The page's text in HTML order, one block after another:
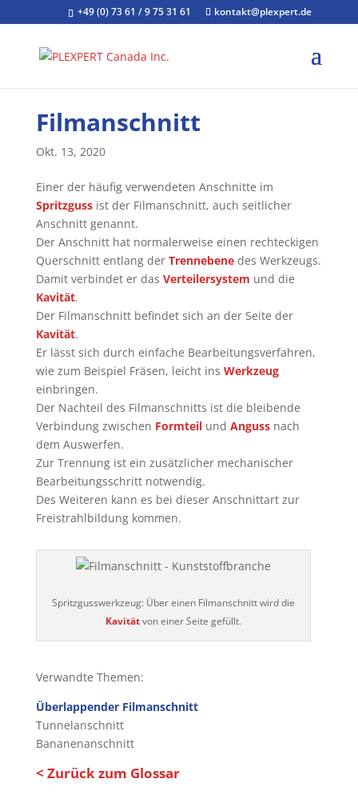
+49 (0) 73 61 / 9 75 31 61 kontakt@plexpert.de
Filmanschnitt
Okt. 13, 2020
Einer der häufig verwendeten Anschnitte im
Spritzgussist der Filmanschnitt, auch seitlicher
Anschnitt genannt.
Der Anschnitt hat normalerweise einen rechteckigen
Querschnitt entlang der Trennebenedes Werkzeugs.
Damit verbindet er das Verteilersystem und die
Kavität.
Der Filmanschnitt befindet sich an der Seite der
Kavität.
Er lässt sich durch einfache Bearbeitungsverfahren,
wie zum Beispiel Fräsen, leicht ins Werkzeug
einbringen.
Der Nachteil des Filmanschnitts ist die bleibende
Verbindung zwischen Formteilund Angussnach
dem Auswerfen.
Zur Trennung ist ein zusätzlicher mechanischer
Bearbeitungsschritt notwendig.
Des Weiteren kann es bei dieser Anschnittart zur
Freistrahlbildung kommen.
Spritzgusswerkzeug: Über einen Filmanschnitt wird die
Kavitätvon einer Seite gefüllt.
Verwandte Themen:
Überlappender Filmanschnitt
Tunnelanschnitt
Bananenanschnitt
< Zurück zum Glossar